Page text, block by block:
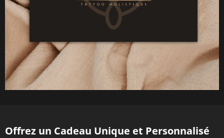
Offrez un Cadeau Unique et Personnalisé